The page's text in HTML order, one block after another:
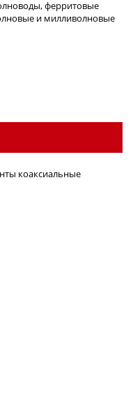
ферритовые
и милливолновые
коаксиальные